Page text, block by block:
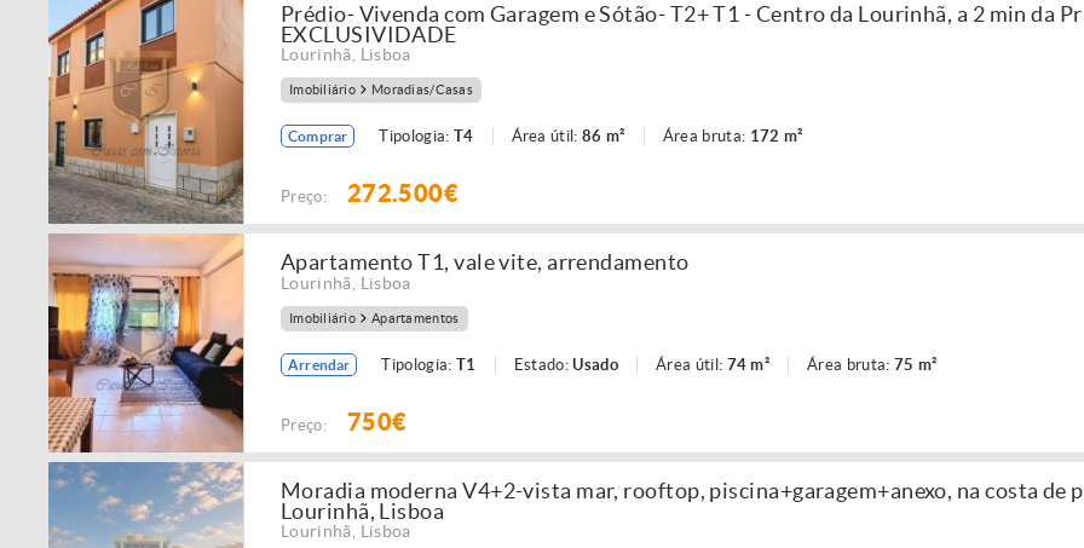
Prédio- Vivenda com Garagem e Sótão- T2+ T1 - Centro da Lourinhã, a 2 min da
EXCLUSIVIDADE
Lourinhã Lisboa
Imobiliário Moradias/Casas
Comprar Tipologia: T4 Área útil:86 m² Área bruta: 172 m²
Preço: 272.500€
Apartamento T1, vale vite, arrendamento
Lourinhã Lisboa
Imobiliário Apartamentos
Arrendar Tipologia:T1 Estado:Usado Área útil: 74 m² Área bruta:75 m²
Preço: 750€
Moradia moderna V4+2-vista mar, rooftop, piscina+garagem+anexo, na costa de
Lourinhã, Lisboa
Lourinhã Lisboa